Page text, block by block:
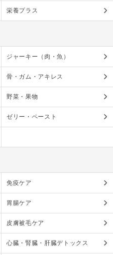
栄養プラス
ジャーキー（肉・魚）
骨・ガム・アキレス
野菜・果物
ゼリー・ペースト
免疫ケア
胃腸ケア
皮膚被毛ケア
心臓・腎臓・肝臓デトックス